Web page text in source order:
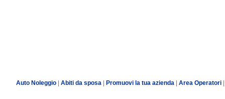
Auto Noleggio| Abiti da sposa| Promuovi la tua azienda Area Operatori